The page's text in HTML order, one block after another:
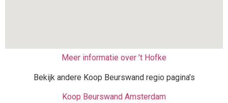
Meer informatie over ’t Hofke
Bekijk andere Koop Beurswand regio pagina’s
Koop Beurswand Amsterdam